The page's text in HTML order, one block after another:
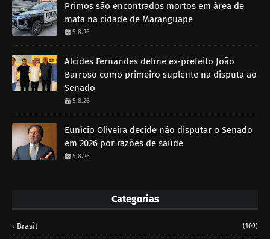
Primos são encontrados mortos em área de
mata na cidade de Maranguape
5.8.26
Alcides Fernandes define ex-prefeito João
Barroso como primeiro suplente na disputa ao
Senado
5.8.26
Eunício Oliveira decide não disputar o Senado
em 2026 por razões de saúde
5.8.26
Categorias
Brasil (109)